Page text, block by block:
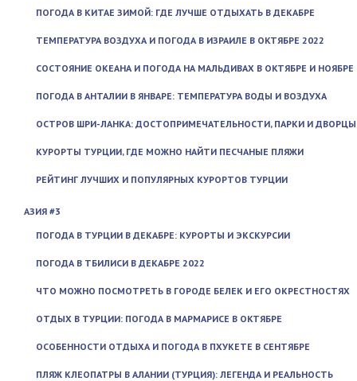
ПОГОДА В КИТАЕ ЗИМОЙ: ГДЕ ЛУЧШЕ ОТДЫХАТЬ В ДЕКАБРЕ
ТЕМПЕРАТУРА ВОЗДУХА И ПОГОДА В ИЗРАИЛЕ В ОКТЯБРЕ 2022
СОСТОЯНИЕ ОКЕАНА И ПОГОДА НА МАЛЬДИВАХ В ОКТЯБРЕ И НОЯБРЕ
ПОГОДА В АНТАЛИИ В ЯНВАРЕ: ТЕМПЕРАТУРА ВОДЫ И ВОЗДУХА
ОСТРОВ ШРИ-ЛАНКА: ДОСТОПРИМЕЧАТЕЛЬНОСТИ, ПАРКИ И ДВОРЦЫ
КУРОРТЫ ТУРЦИИ, ГДЕ МОЖНО НАЙТИ ПЕСЧАНЫЕ ПЛЯЖИ
РЕЙТИНГ ЛУЧШИХ И ПОПУЛЯРНЫХ КУРОРТОВ ТУРЦИИ
АЗИЯ #3
ПОГОДА В ТУРЦИИ В ДЕКАБРЕ: КУРОРТЫ И ЭКСКУРСИИ
ПОГОДА В ТБИЛИСИ В ДЕКАБРЕ 2022
ЧТО МОЖНО ПОСМОТРЕТЬ В ГОРОДЕ БЕЛЕК И ЕГО ОКРЕСТНОСТЯХ
ОТДЫХ В ТУРЦИИ: ПОГОДА В МАРМАРИСЕ В ОКТЯБРЕ
ОСОБЕННОСТИ ОТДЫХА И ПОГОДА В ПХУКЕТЕ В СЕНТЯБРЕ
ПЛЯЖ КЛЕОПАТРЫ В АЛАНИИ (ТУРЦИЯ): ЛЕГЕНДА И РЕАЛЬНОСТЬ